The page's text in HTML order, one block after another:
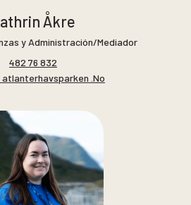
Åkre
y Administración/Mediador
482 76 832
atlanterhavsparken .No